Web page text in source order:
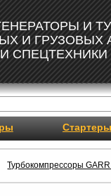
И
И ГРУЗОВЫХ
СПЕЦТЕХНИКИ
Стартеры
Турбокомпрессоры